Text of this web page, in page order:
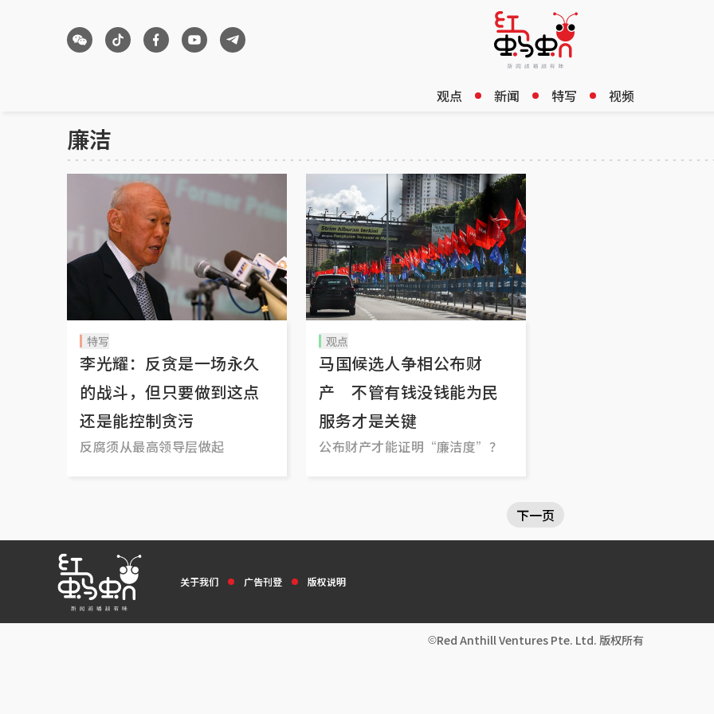
观点 新闻 特写 视频
廉洁
特写
李光耀：反贪是一场永久
的战斗，但只要做到这点
还是能控制贪污
反腐须从最高领导层做起
观点
马国候选人争相公布财
产 不管有钱没钱能为民
服务才是关键
公布财产才能证明“廉洁度”？
下一页
关于我们 广告刊登 版权说明
Red Anthill Ventures Pte. Ltd. 版权所有